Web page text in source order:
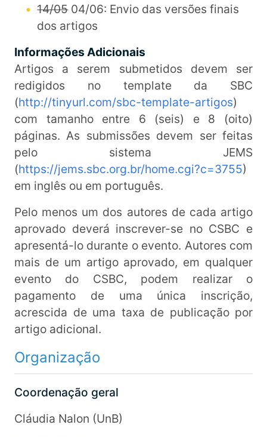
14/0504/06: Envio das versões finais
dos artigos
Informações Adicionais
Artigos a serem submetidos devem ser
redigidos no template da SBC
(http://tinyurl.com/sbc-template-artigos)
com tamanho entre 6 (seis) e 8 (oito)
páginas. As submissões devem ser feitas
pelo sistema JEMS
(https://jems.sbc.org.br/home.cgi?c=3755)
em inglês ou em português.
Pelo menos um dos autores de cada artigo
aprovado deverá inscrever-se no CSBC e
apresentá-lo durante o evento. Autores com
mais de um artigo aprovado, em qualquer
evento do CSBC, podem realizar o
pagamento de uma única inscrição,
acrescida de uma taxa de publicação por
artigo adicional.
Organização
Coordenação geral
Cláudia Nalon (UnB)